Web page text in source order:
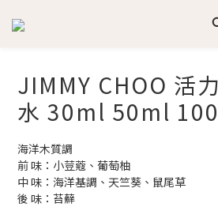
JIMMY CHOO 活
水 30ml 50ml
海洋木質調
前 味：小荳蔻、葡萄柚
中 味：海洋基調、天竺葵、鼠尾草
後 味：苔蘚